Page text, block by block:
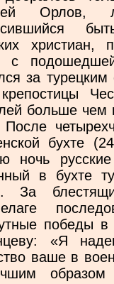
Орлов,
с
за
больше чем
бухте
ночь
в бухте
За
победы в
«Я
ваше в
образом